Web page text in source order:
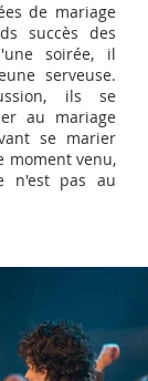
de mariage
succès des
soirée, il
serveuse.
ils se
au mariage
se marier
moment venu,
n'est pas au